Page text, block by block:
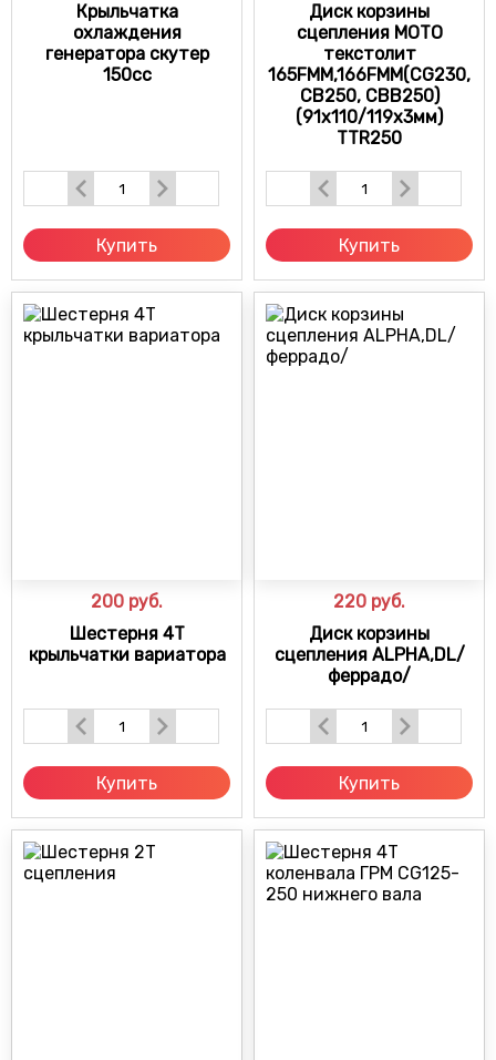
Крыльчатка
охлаждения
генератора скутер
150cc
Купить
Диск корзины
сцепления МОТО
текстолит
165FMM,166FMM(CG230,
CB250, CBB250)
(91х110/119х3мм)
TTR250
Купить
200 руб.
Шестерня 4Т
крыльчатки вариатора
Купить
220 руб.
Диск корзины
сцепления ALPHA,DL/
феррадо/
Купить